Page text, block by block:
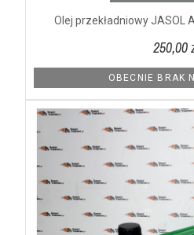
Olej przekładniowy JASOL
250,00
OBECNIE BRAK